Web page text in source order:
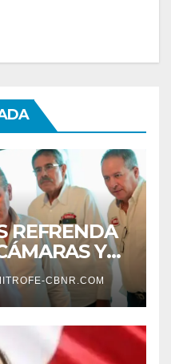
REFRENDA
Y
BENEFICIO
DECBNR.COM